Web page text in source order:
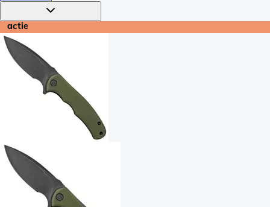
actie